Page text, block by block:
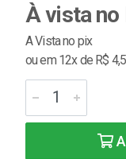
À vista no
A Vista no pix
ou em 12x de R$